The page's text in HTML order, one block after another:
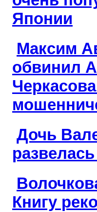
Японии
Максим
обвинил
Дочь
Книгу